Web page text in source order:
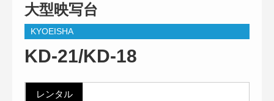
大型映写台
KYOEISHA
KD-21/KD-18
レンタル